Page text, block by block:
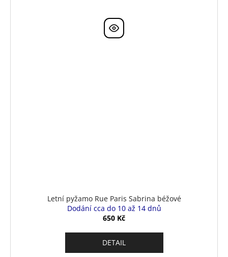
Letní pyžamo Rue Paris Sabrina béžové
Dodání cca do 10 až 14 dnů
650 Kč
DETAIL